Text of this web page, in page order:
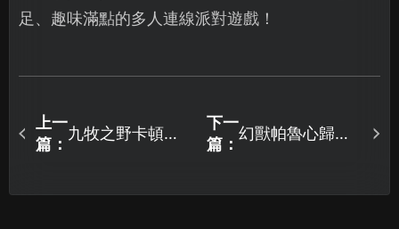
足、趣味滿點的多人連線派對遊戲！
上一
篇：
九牧之野卡頓原
略！
下一
篇：
幻獸帕魯心歸之
南！